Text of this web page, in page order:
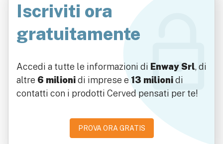
Iscriviti ora
gratuitamente
Accedi a tutte le informazioni di Enway Srl, di
altre 6 milionidi imprese e 13 milionidi
contatti con i prodotti Cerved pensati per te!
PROVA ORA GRATIS